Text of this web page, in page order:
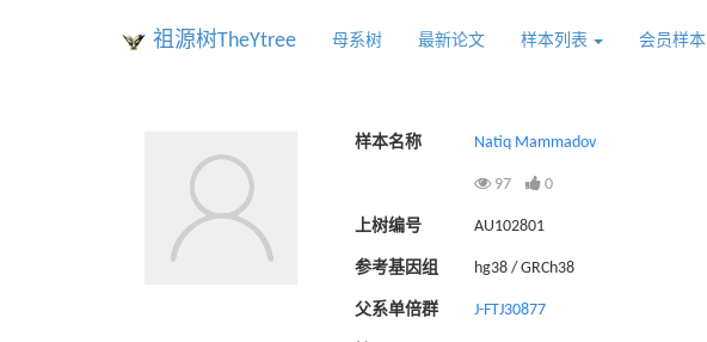
祖源树TheYtree 母系树 最新论文 样本列表 会员样本
样本名称 Natiq Mammadov
97 0
上树编号 AU102801
参考基因组 hg38 / GRCh38
父系单倍群 J-FTJ30877